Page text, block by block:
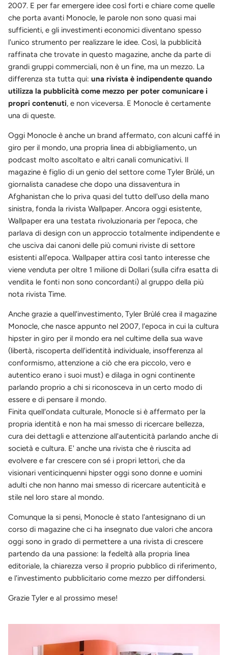
2007. E per far emergere idee così forti e chiare come quelle
che porta avanti Monocle, le parole non sono quasi mai
sufficienti, e gli investimenti economici diventano spesso
l'unico strumento per realizzare le idee. Così, la pubblicità
raffinata che trovate in questo magazine, anche da parte di
grandi gruppi commerciali, non è un fine, ma un mezzo. La
differenza sta tutta qui: una rivista è indipendente quando
utilizza la pubblicità come mezzo per poter comunicare i
propri contenuti, e non viceversa. E Monocle è certamente
una di queste.
Oggi Monocle è anche un brand affermato, con alcuni caffé in
giro per il mondo, una propria linea di abbigliamento, un
podcast molto ascoltato e altri canali comunicativi. Il
magazine è figlio di un genio del settore come Tyler Brùlé, un
giornalista canadese che dopo una dissaventura in
Afghanistan che lo priva quasi del tutto dell'uso della mano
sinistra, fonda la rivista Wallpaper. Ancora oggi esistente,
Wallpaper era una testata rivoluzionaria per l'epoca, che
parlava di design con un approccio totalmente indipendente e
che usciva dai canoni delle più comuni riviste di settore
esistenti all'epoca. Wallpaper attira così tanto interesse che
viene venduta per oltre 1 milione di Dollari (sulla cifra esatta di
vendita le fonti non sono concordanti) al gruppo della più
nota rivista Time.
Anche grazie a quell'investimento, Tyler Brùlé crea il magazine
Monocle, che nasce appunto nel 2007, l'epoca in cui la cultura
hipster in giro per il mondo era nel cultime della sua wave
(libertà, riscoperta dell'identità individuale, insofferenza al
conformismo, attenzione a ciò che era piccolo, vero e
autentico erano i suoi must) e dilaga in ogni continente
parlando proprio a chi si riconosceva in un certo modo di
essere e di pensare il mondo.
Finita quell'ondata culturale, Monocle si è affermato per la
propria identità e non ha mai smesso di ricercare bellezza,
cura dei dettagli e attenzione all'autenticità parlando anche di
società e cultura. E' anche una rivista che è riuscita ad
evolvere e far crescere con sé i propri lettori, che da
visionari venticinquenni hipster oggi sono donne e uomini
adulti che non hanno mai smesso di ricercare autenticità e
stile nel loro stare al mondo.
Comunque la si pensi, Monocle è stato l'antesignano di un
corso di magazine che ci ha insegnato due valori che ancora
oggi sono in grado di permettere a una rivista di crescere
partendo da una passione: la fedeltà alla propria linea
editoriale, la chiarezza verso il proprio pubblico di riferimento,
e l'investimento pubblicitario come mezzo per diffondersi.
Grazie Tyler e al prossimo mese!